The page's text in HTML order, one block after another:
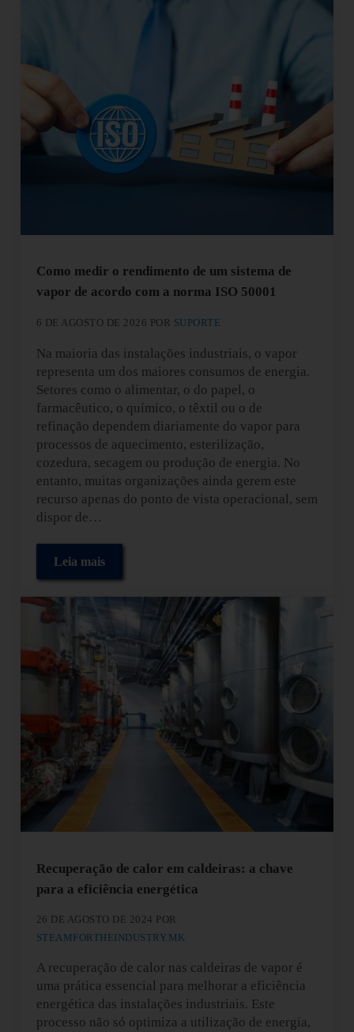
Como medir o rendimento de um sistema de
vapor de acordo com a norma ISO 50001
6 DE AGOSTO DE 2026 POR SUPORTE
Na maioria das instalações industriais, o vapor
representa um dos maiores consumos de energia.
Setores como o alimentar, o do papel, o
farmacêutico, o químico, o têxtil ou o de
refinação dependem diariamente do vapor para
processos de aquecimento, esterilização,
cozedura, secagem ou produção de energia. No
entanto, muitas organizações ainda gerem este
recurso apenas do ponto de vista operacional, sem
dispor de…
Leia maisComo medir o rendimento de um sistema de
Recuperação de calor em caldeiras: a chave
para a eficiência energética
26 DE AGOSTO DE 2024 POR
STEAMFORTHEINDUSTRY.MK
A recuperação de calor nas caldeiras de vapor é
uma prática essencial para melhorar a eficiência
energética das instalações industriais. Este
processo não só optimiza a utilização de energia,